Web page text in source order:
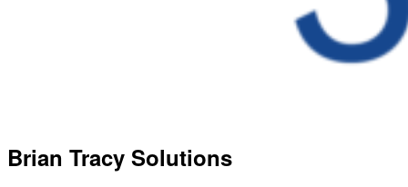
Brian Tracy Solutions